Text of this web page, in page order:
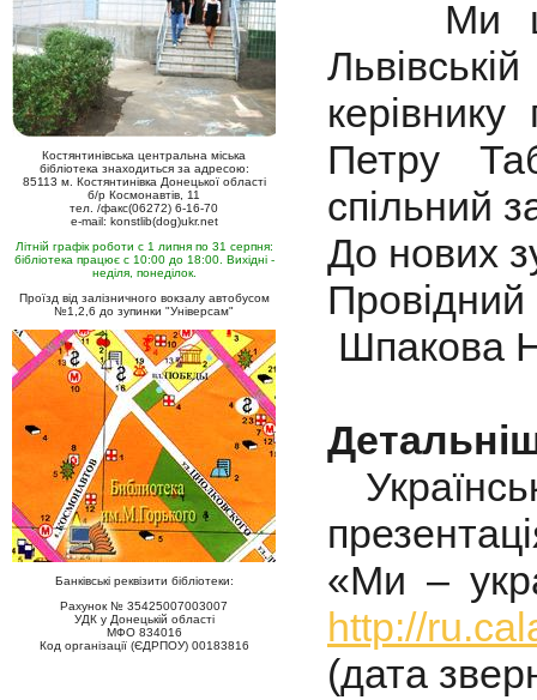
Костянтинівська центральна міська
бібліотека знаходиться за адресою:
85113 м. Костянтинівка Донецької області
б/р Космонавтів, 11
тел. /факс(06272) 6-16-70
e-mail: konstlib(dog)ukr.net
Літній графік роботи с 1 липня по 31 серпня:
бібліотека працює с 10:00 до 18:00. Вихідні -
неділя, понеділок.
Проїзд від залізничного вокзалу автобусом
№1,2,6 до зупинки "Універсам"
Банківські реквізити бібліотеки:
Рахунок № 35425007003007
УДК у Донецькій області
МФО 834016
Код організації (ЄДРПОУ) 00183816
Ми
Петру
спільний
До нових
Шпакова
«Ми –
http://
(дата